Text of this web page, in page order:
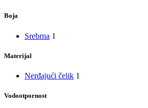
Boja
Srebrna 1
Materijal
Nerđajući čelik 1
Vodootpornost